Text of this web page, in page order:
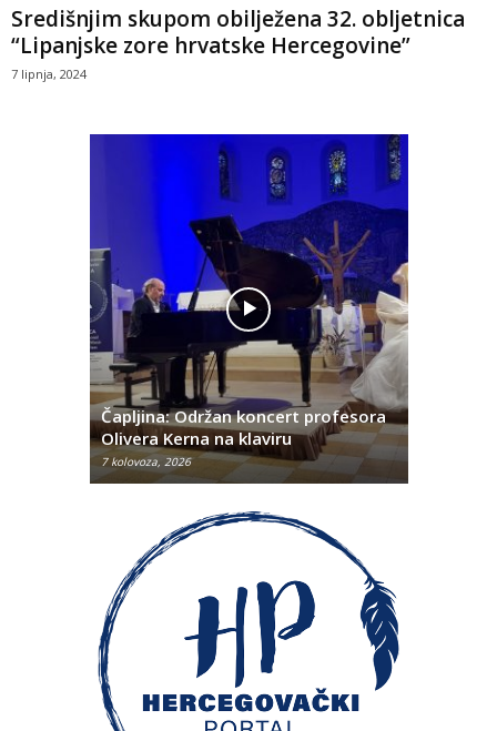
Središnjim skupom obilježena 32. obljetnica
“Lipanjske zore hrvatske Hercegovine”
7 lipnja, 2024
Čapljina: Održan koncert profesora
Olivera Kerna na klaviru
7 kolovoza, 2026